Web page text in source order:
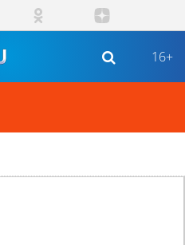
16+